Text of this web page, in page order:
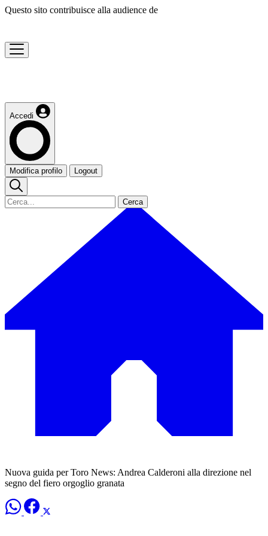
Questo sito contribuisce alla audience de
Accedi
Modifica profilo Logout
Cerca
Nuova guida per Toro News: Andrea Calderoni alla direzione nel
segno del fiero orgoglio granata